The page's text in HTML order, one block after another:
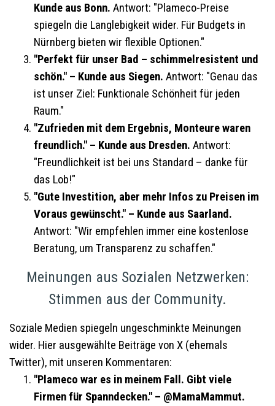
Kunde aus Bonn. Antwort: "Plameco-Preise
spiegeln die Langlebigkeit wider. Für Budgets in
Nürnberg bieten wir flexible Optionen."
"Perfekt für unser Bad – schimmelresistent und
schön." – Kunde aus Siegen. Antwort: "Genau das
ist unser Ziel: Funktionale Schönheit für jeden
Raum."
"Zufrieden mit dem Ergebnis, Monteure waren
freundlich." – Kunde aus Dresden. Antwort:
"Freundlichkeit ist bei uns Standard – danke für
das Lob!"
"Gute Investition, aber mehr Infos zu Preisen im
Voraus gewünscht." – Kunde aus Saarland.
Antwort: "Wir empfehlen immer eine kostenlose
Beratung, um Transparenz zu schaffen."
Meinungen aus Sozialen Netzwerken:
Stimmen aus der Community.
Soziale Medien spiegeln ungeschminkte Meinungen
wider. Hier ausgewählte Beiträge von X (ehemals
Twitter), mit unseren Kommentaren:
"Plameco war es in meinem Fall. Gibt viele
Firmen für Spanndecken." – @MamaMammut.